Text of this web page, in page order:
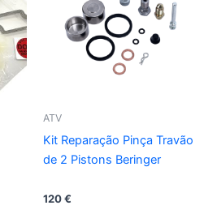
ATV
Kit Reparação Pinça Travão
de 2 Pistons Beringer
120€